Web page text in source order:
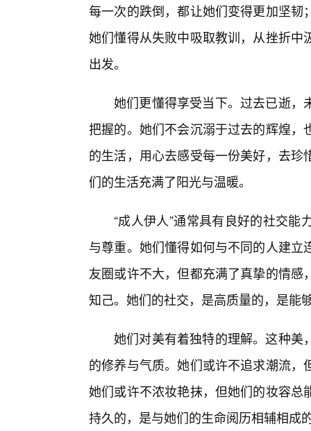
每一次的跌倒，都让她们变得更加坚
她们懂得从失败中吸取教训，从挫折
出发。
她们更懂得享受当下。过去已逝，
把握的。她们不会沉溺于过去的辉煌
的生活，用心去感受每一份美好，去
们的生活充满了阳光与温暖。
“成人伊人”通常具有良好的社交
与尊重。她们懂得如何与不同的人建
友圈或许不大，但都充满了真挚的情
知己。她们的社交，是高质量的，是能
她们对美有着独特的理解。这种美
的修养与气质。她们或许不追求潮流
她们或许不浓妆艳抹，但她们的妆容
持久的，是与她们的生命阅历相辅相成